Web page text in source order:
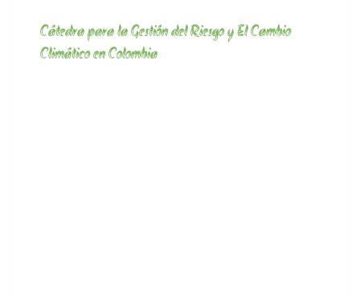
Cátedra para la Gestión del Riesgo y El Cambio
Climático en Colombia